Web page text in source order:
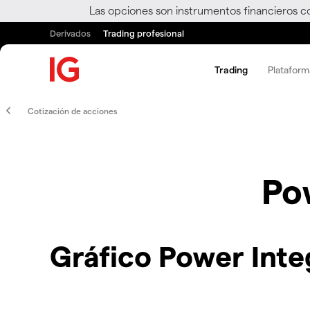
Las opciones son instrumentos financieros
Derivados Trading profesional
Trading
Cotización de acciones
Gráfico Power